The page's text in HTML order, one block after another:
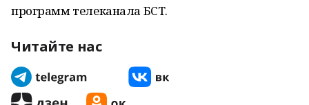
программ телеканала БСТ.
Читайте нас